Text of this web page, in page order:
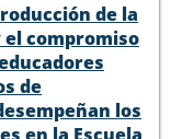
de la
el compromiso
de
los